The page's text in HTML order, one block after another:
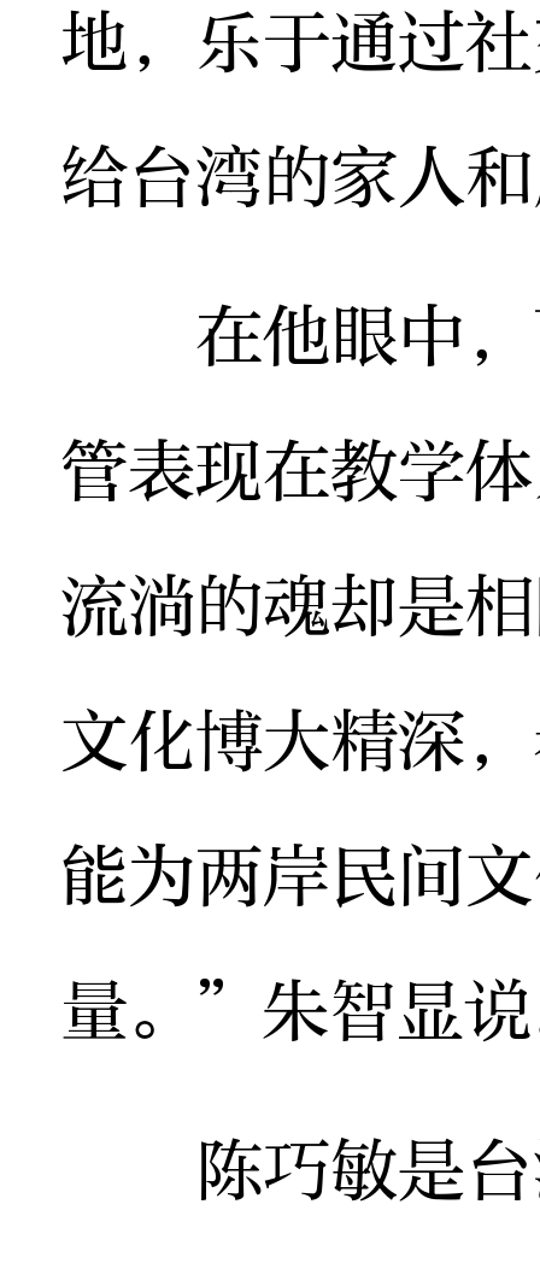
地，乐于通过
给台湾的家人
在他眼中，
管表现在教学
流淌的魂却是
文化博大精深
能为两岸民间
量。”朱智显
陈巧敏是台